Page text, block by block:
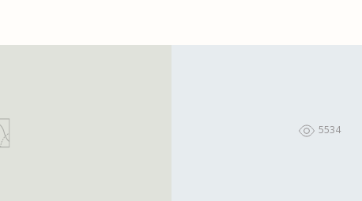
5534